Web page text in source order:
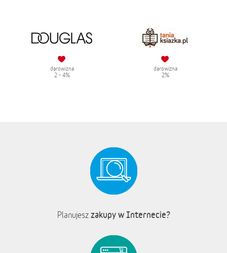
darowizna
2 - 4%
darowizna
2%
Planujesz zakupy w Internecie?